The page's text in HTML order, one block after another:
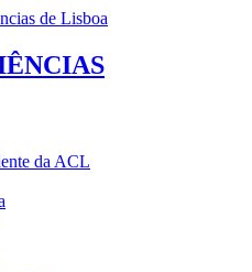
da ACL